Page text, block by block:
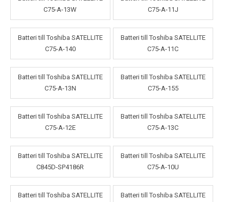
C75-A-13W
C75-A-11J
Batteri till Toshiba SATELLITE
C75-A-140
Batteri till Toshiba SATELLITE
C75-A-11C
Batteri till Toshiba SATELLITE
C75-A-13N
Batteri till Toshiba SATELLITE
C75-A-155
Batteri till Toshiba SATELLITE
C75-A-12E
Batteri till Toshiba SATELLITE
C75-A-13C
Batteri till Toshiba SATELLITE
C845D-SP4186R
Batteri till Toshiba SATELLITE
C75-A-10U
Batteri till Toshiba SATELLITE
Batteri till Toshiba SATELLITE